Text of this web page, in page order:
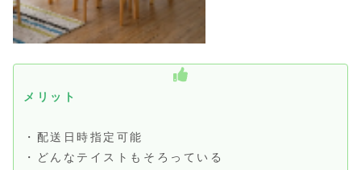
メリット
・配送日時指定可能
・どんなテイストもそろっている